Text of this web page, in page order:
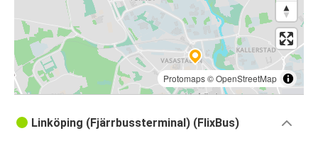
Protomaps©OpenStreetMap
Linköping (Fjärrbussterminal) (FlixBus)